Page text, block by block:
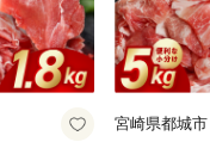
宮崎県都城市